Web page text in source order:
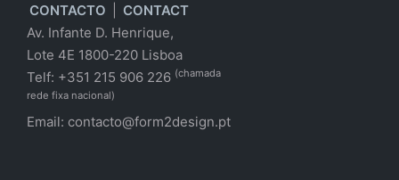
CONTACTO
CONTACT
Av. Infante D. Henrique,
Lote 4E 1800-220 Lisboa
Telf: +351 215 906 226 (chamada
rede fixa nacional)
Email: contacto@form2design.pt